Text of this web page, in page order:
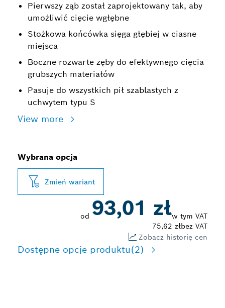
Pierwszy ząb został zaprojektowany tak, aby
umożliwić cięcie wgłębne
Stożkowa końcówka sięga głębiej w ciasne
miejsca
Boczne rozwarte zęby do efektywnego cięcia
grubszych materiałów
Pasuje do wszystkich pił szablastych z
uchwytem typu S
View more
Wybrana opcja
Zmień wariant
od 93,01 złw tym VAT
75,62 złbez VAT
Zobacz historię cen
Dostępne opcje produktu(2)